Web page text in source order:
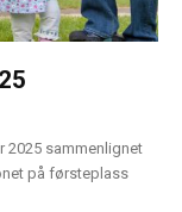
2025 sammenlignet
på førsteplass